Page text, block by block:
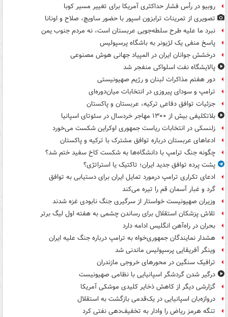
روبیو در رأس فشار حداکثری آمریکا برای تغییر مسیر کوبا
تصویری از تمرینات ترابزون اسپور با حضور ساویچ، صلاح و اونانا
نبرد ما علیه طرح سلطه‌جویی عربستان است، نه مردم جنوب یمن
پاسخ منفی یک لژیونر به باشگاه پرسپولیس
درخشش جوانان ایران در المپیاد جهانی هوش مصنوعی
پالایشگاه نفت اسلواکی منفجر شد
دور هفتم مذاکرات لبنان و رژیم صهیونیستی
ترامپ و سودای پیروزی در انتخابات میان‌دوره‌ای
جزئیات توافق دفاعی ترکیه، عربستان و پاکستان
بلاتکلیفی بیش از ۱۳۰۰ مهاجر خردسال در سئوتای اسپانیا
زلنسکی در انتخابات ریاست جمهوری اوکراین شکست می‌خورد
ادعاهای عربستان درباره توافق مشترک با ترکیه و پاکستان
چگونه جنگ ترامپ با دانشگاه‌ها به شکست کاخ سفید ختم شد؟
پشت پرده توافق جدید ایران؛ تاکتیک یا استراتژی؟
ادعای تکراری ترامپ درمورد تمایل ایران برای دستیابی به توافق
گرد و غبار آسمان قم را تیره می‌کند
وزیران صهیونیست خواستار از سرگیری جنگ نابودی غزه شدند
تلاش پزشکان استقلال برای رساندن چشمی به هفته اول لیگ برتر
بحران در راه‌آهن انگلیس ادامه دارد
هشدار نمایندگان جمهوری‌خواه به ترامپ درباره جنگ علیه ایران
وینگر آفریقایی پرسپولیس ماندنی شد
ترافیک سنگین در محورهای خروجی مازندران
درگیر شدن گردشگر اسپانیایی با نظامی صهیونیست
گزارشی دیگر از کاهش ذخایر کلیدی موشکی آمریکا
دروازه‌بان اسپانیایی در یک‌قدمی بازگشت به استقلال
تنگه هرمز ریاض را وادار به تخفیف‌دهی نفتی کرد